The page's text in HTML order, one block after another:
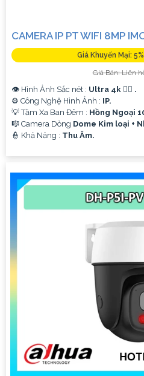
CAMERA IP PT WIFI 8MP
Giá Khuyến Mại:
Giá Bán: Liên
👁 Hình Ảnh Sắc nét : Ultra 4k 👍🏾 .
⚙ Công Nghệ Hình Ảnh : IP.
💡 Tầm Xa Ban Đêm : Hồng Ngoại
🎼️ Camera Dòng Dome Kim loại +
️👮 Khả Năng : Thu Âm.